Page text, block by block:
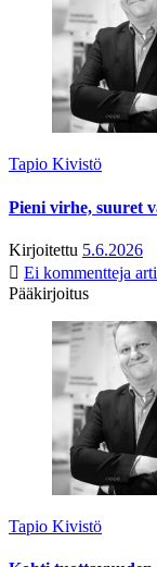
Tapio Kivistö
Pieni virhe, suuret
Kirjoitettu 5.6.2026
Ei kommentteja
Pääkirjoitus
Tapio Kivistö